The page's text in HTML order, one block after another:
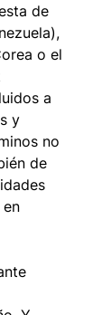
de
o el
a
y
no
de